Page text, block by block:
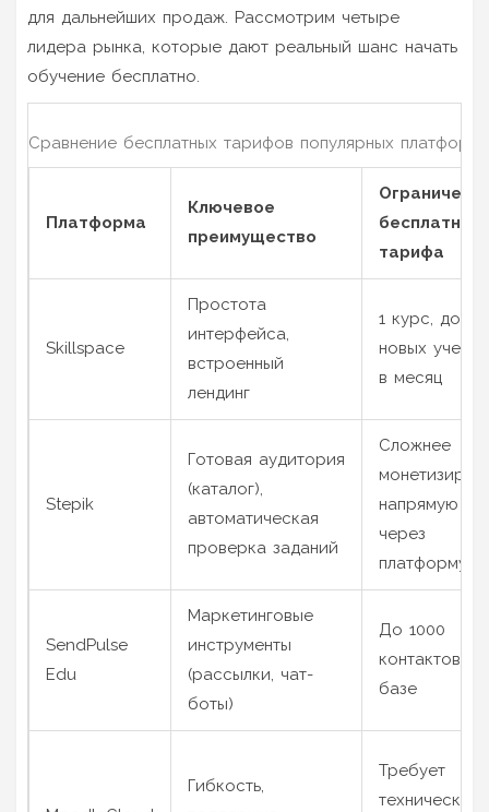
для дальнейших продаж. Рассмотрим четыре
лидера рынка, которые дают реальный шанс начать
обучение бесплатно.
Сравнение бесплатных тарифов популярных платформ
Платформа
Ключевое
преимущество
бесплатного
тарифа
Skillspace
Простота
интерфейса,
встроенный
лендинг
1 курс, до 10
новых
в месяц
Stepik
Готовая аудитория
(каталог),
автоматическая
проверка заданий
Сложнее
напрямую
через
платформу
SendPulse
Edu
Маркетинговые
инструменты
(рассылки, чат-
боты)
До 1000
контактов в
базе
Гибкость,
Требует
технических